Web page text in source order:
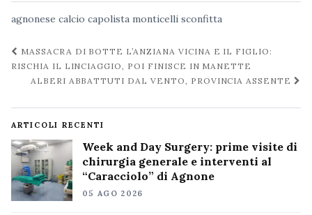
agnonese calcio capolista monticelli sconfitta
Navigazione
post
MASSACRA DI BOTTE L’ANZIANA VICINA E IL FIGLIO:
RISCHIA IL LINCIAGGIO, POI FINISCE IN MANETTE
ALBERI ABBATTUTI DAL VENTO, PROVINCIA ASSENTE
ARTICOLI RECENTI
Week and Day Surgery: prime visite di
chirurgia generale e interventi al
“Caracciolo” di Agnone
05 AGO 2026